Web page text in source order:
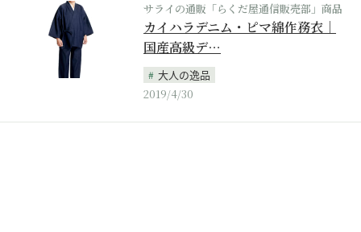
サライの通販「らくだ屋通信販売部」商品
カイハラデニム・ピマ綿作務衣｜
国産高級デ…
大人の逸品
2019/4/30